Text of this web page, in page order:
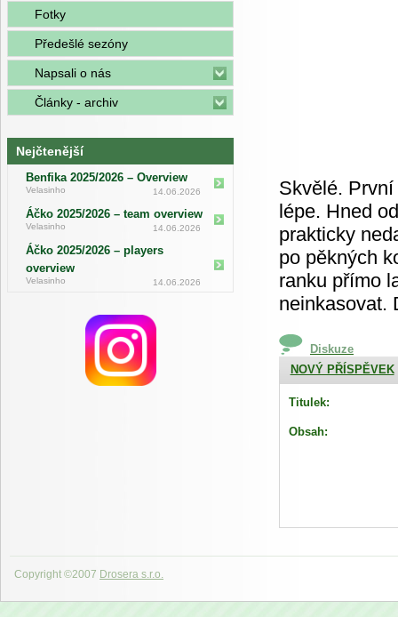
Fotky
Předešlé sezóny
Napsali o nás
Články - archiv
Nejčtenější
Benfika 2025/2026 – Overview
Velasinho 14.06.2026
Áčko 2025/2026 – team overview
Velasinho 14.06.2026
Áčko 2025/2026 – players
overview
Velasinho 14.06.2026
Skvělé.
lépe. Hned
prakticky
po pěkných
ranku přímo
neinkasovat.
Diskuze
NOVÝ PŘÍSPĚVEK
Titulek:
Obsah:
Copyright ©2007 Drosera s.r.o.